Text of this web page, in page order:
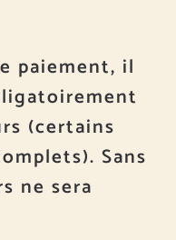
paiement, il
(certains
Sans
ne sera